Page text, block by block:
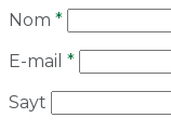
Nom *
E-mail *
Sayt